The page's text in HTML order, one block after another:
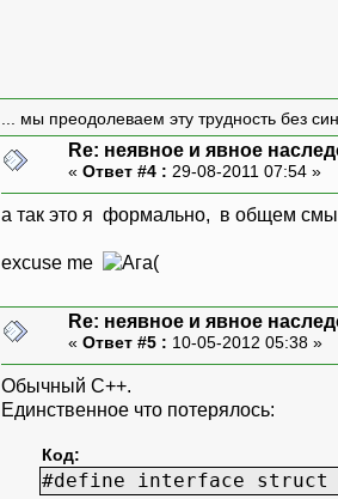
... мы преодолеваем эту трудность без
Re: неявное и явное
« Ответ #4 : 29-08-2011 07:54 »
а так это я формально, в общем
excuse me (
Re: неявное и явное
« Ответ #5 : 10-05-2012 05:38 »
Обычный С++.
Единственное что потерялось:
Код:
#define interface struct